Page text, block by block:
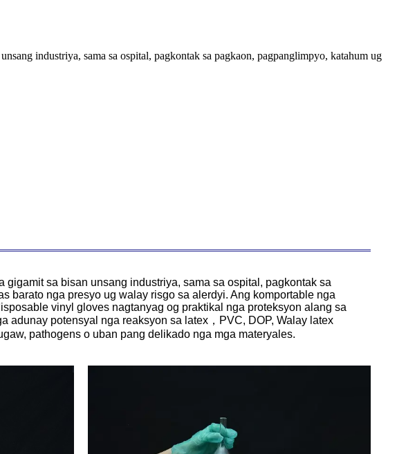
industriya, sama sa ospital, pagkontak sa pagkaon, pagpanglimpyo, katahum ug
sa bisan unsang industriya, sama sa ospital, pagkontak sa
barato nga presyo ug walay risgo sa alerdyi. Ang komportable nga
vinyl gloves nagtanyag og praktikal nga proteksyon alang sa
adunay potensyal nga reaksyon sa latex，PVC, DOP, Walay latex
pathogens o uban pang delikado nga mga materyales.